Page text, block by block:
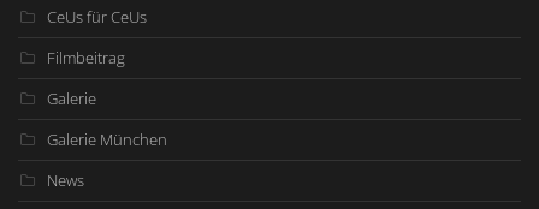
CeUs für CeUs
Filmbeitrag
Galerie
Galerie München
News